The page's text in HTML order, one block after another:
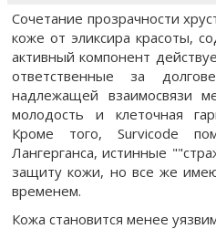
Сочетание прозрачности
коже от эликсира красоты,
активный компонент
ответственные за
надлежащей взаимосвязи
молодость и клеточная
Кроме того, Survicode
Лангерганса, истинные
защиту кожи, но все же
временем.
Кожа становится менее